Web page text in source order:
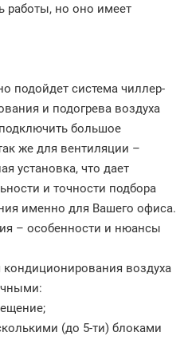
работы, но оно имеет
подойдет система чиллер-
и подогрева воздуха
большое
же для вентиляции –
установка, что дает
и точности подбора
именно для Вашего офиса.
– особенности и нюансы
воздуха
(до 5-ти) блоками